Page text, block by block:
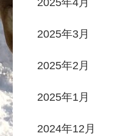
2025年4月
2025年3月
2025年2月
2025年1月
2024年12月